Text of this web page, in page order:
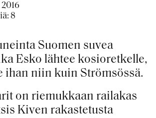
2016
8
Suomen suvea
Esko lähtee kosioretkelle,
ihan niin kuin Strömsössä.
on riemukkaan railakas
Kiven rakastetusta